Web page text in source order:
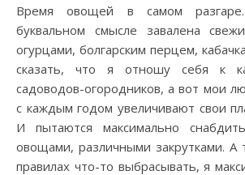
Время овощей в самом
буквальном смысле завалена
огурцами, болгарским перцем,
сказать, что я отношу себя к
садоводов-огородников, а вот мои
с каждым годом увеличивают свои
И пытаются максимально
овощами, различными закрутками. А
правилах что-то выбрасывать, я